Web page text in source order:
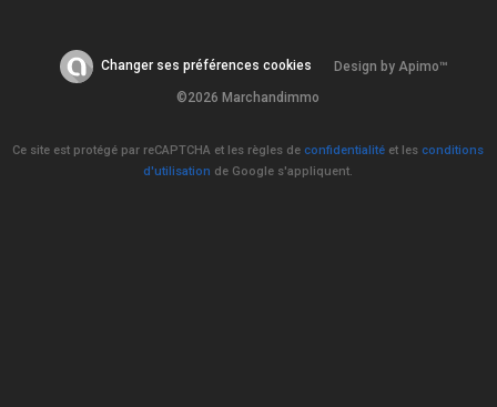
Changer ses préférences cookies Design by Apimo™
©2026 Marchandimmo
Ce site est protégé par reCAPTCHA et les règles deconfidentialité et lesconditions
d'utilisation de Google s'appliquent.